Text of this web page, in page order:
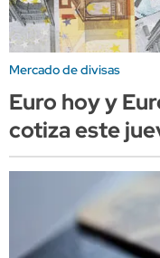
Mercado de divisas
Euro hoy y
cotiza este